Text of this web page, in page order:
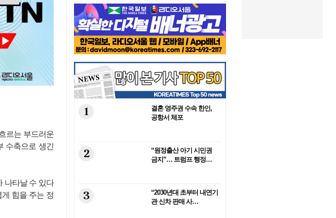
르는 부드러운
수축으로 생긴
나타날 수 있다
힘을 주는 정
1
결혼 영주권 수속 한인,
공항서 체포
2
“원정출산 아기 시민권
금지”… 트럼프 행정…
3
“2030년대 초부터 내연기
관 신차 판매 사…